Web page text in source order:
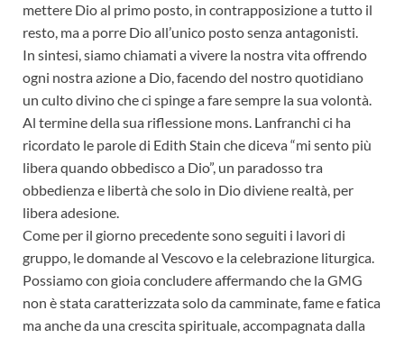
mettere Dio al primo posto, in contrapposizione a tutto il
resto, ma a porre Dio all’unico posto senza antagonisti.
In sintesi, siamo chiamati a vivere la nostra vita offrendo
ogni nostra azione a Dio, facendo del nostro quotidiano
un culto divino che ci spinge a fare sempre la sua volontà.
Al termine della sua riflessione mons. Lanfranchi ci ha
ricordato le parole di Edith Stain che diceva “mi sento più
libera quando obbedisco a Dio”, un paradosso tra
obbedienza e libertà che solo in Dio diviene realtà, per
libera adesione.
Come per il giorno precedente sono seguiti i lavori di
gruppo, le domande al Vescovo e la celebrazione liturgica.
Possiamo con gioia concludere affermando che la GMG
non è stata caratterizzata solo da camminate, fame e fatica
ma anche da una crescita spirituale, accompagnata dalla